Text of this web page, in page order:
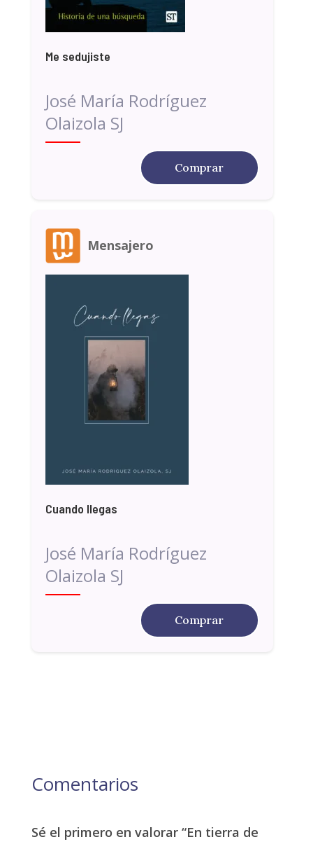
Me sedujiste
José María Rodríguez
Olaizola SJ
Comprar
Mensajero
Cuando llegas
José María Rodríguez
Olaizola SJ
Comprar
Comentarios
Sé el primero en valorar “En tierra de